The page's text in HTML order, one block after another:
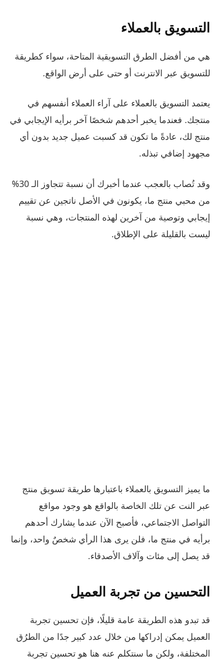
التسويق بالعملاء
هي من أفضل الطرق التسويقية المتاحة، سواء كطريقة
للتسويق عبر الانترنت أو حتى على أرض الواقع.
يعتمد التسويق بالعملاء على آراء العملاء أنفسهم في
منتجك. فعندما يخبر أحدهم شخصًا آخر برأيه الإيجابي في
منتج لك، عادةً ما تكون قد كسبت عميل جديد بدون أي
مجهود إضافي تبذله.
وقد تُصاب بالعجب عندما أخبرك أن نسبة تتجاوز الـ 30%
من محبي منتج ما، يكونون في الأصل ناتجين عن تقييم
إيجابي وتوصية من آخرين لهذه المنتجات، وهي نسبة
ليست بالقليلة على الإطلاق.
ما يميز التسويق بالعملاء باعتبارها طريقة تسويق منتج
عبر النت عن تلك الخاصة بالواقع هو وجود مواقع
التواصل الاجتماعي، فأصبح الآن عندما يشارك أحدهم
برأيه في منتج ما، فلن يرى هذا الرأي شخصٌ واحد، وإنما
قد يصل إلى مئات وآلاف الأصدقاء.
التحسين من تجربة العميل
قد تبدو هذه الطريقة عامة قليلًا، فإن تحسين تجربة
العميل يمكن إدراكها من خلال عدد كبير جدًا من الطرُق
المختلفة، ولكن ما سنتكلم عنه هنا هو تحسين تجربة